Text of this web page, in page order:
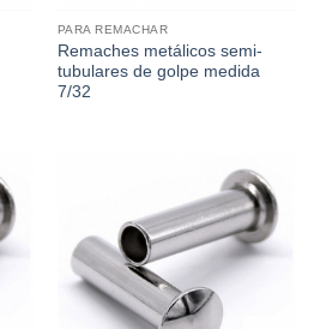
PARA REMACHAR
Remaches metálicos semi-
tubulares de golpe medida
7/32